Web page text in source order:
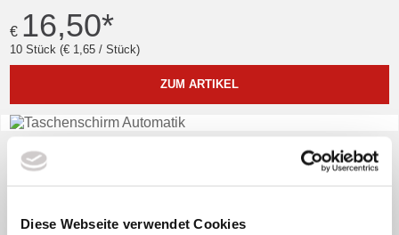
Diese Webseite verwendet Cookies
€ 16,50*
10 Stück (€ 1,65 / Stück)
ZUM ARTIKEL